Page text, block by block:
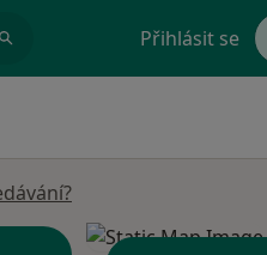
Přihlásit se